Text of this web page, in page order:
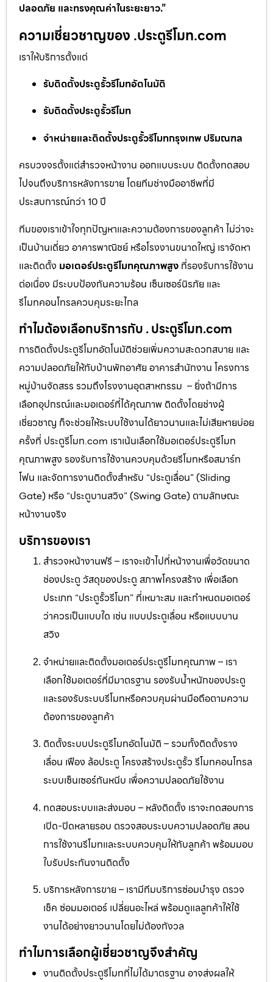
ปลอดภัย และทรงคุณค่าในระยะยาว.”
ความเชี่ยวชาญของ .ประตูรีโมท.com
เราให้บริการตั้งแต่
รับติดตั้งประตูรั้วรีโมทอัตโนมัติ
รับติดตั้งประตูรั้วรีโมท
จำหน่ายและติดตั้งประตูรั้วรีโมทกรุงเทพ ปริมณฑล
ครบวงจรตั้งแต่สำรวจหน้างาน ออกแบบระบบ ติดตั้งทดสอบ
ไปจนถึงบริการหลังการขาย โดยทีมช่างมืออาชีพที่มี
ประสบการณ์กว่า 10 ปี
ทีมของเราเข้าใจทุกปัญหาและความต้องการของลูกค้า ไม่ว่าจะ
เป็นบ้านเดี่ยว อาคารพาณิชย์ หรือโรงงานขนาดใหญ่ เราจัดหา
และติดตั้ง มอเตอร์ประตูรีโมทคุณภาพสูง ที่รองรับการใช้งาน
ต่อเนื่อง มีระบบป้องกันความร้อน เซ็นเซอร์นิรภัย และ
รีโมทคอนโทรลควบคุมระยะไกล
ทำไมต้องเลือกบริการกับ . ประตูรีโมท.com
การติดตั้งประตูรีโมทอัตโนมัติช่วยเพิ่มความสะดวกสบาย และ
ความปลอดภัยให้กับบ้านพักอาศัย อาคารสำนักงาน โครงการ
หมู่บ้านจัดสรร รวมถึงโรงงานอุตสาหกรรม – ยิ่งถ้ามีการ
เลือกอุปกรณ์และมอเตอร์ที่ได้คุณภาพ ติดตั้งโดยช่างผู้
เชี่ยวชาญ ก็จะช่วยให้ระบบใช้งานได้ยาวนานและไม่เสียหายบ่อย
ครั้งที่ ประตูรีโมท.com เราเน้นเลือกใช้มอเตอร์ประตูรีโมท
คุณภาพสูง รองรับการใช้งานควบคุมด้วยรีโมทหรือสมาร์ท
โฟน และจัดการงานติดตั้งสำหรับ “ประตูเลื่อน” (Sliding
Gate) หรือ “ประตูบานสวิง” (Swing Gate) ตามลักษณะ
หน้างานจริง
บริการของเรา
สำรวจหน้างานฟรี – เราจะเข้าไปที่หน้างานเพื่อวัดขนาด
ช่องประตู วัสดุของประตู สภาพโครงสร้าง เพื่อเลือก
ประเภท “ประตูรั้วรีโมท” ที่เหมาะสม และกำหนดมอเตอร์
ว่าควรเป็นแบบใด เช่น แบบประตูเลื่อน หรือแบบบาน
สวิง
จำหน่ายและติดตั้งมอเตอร์ประตูรีโมทคุณภาพ – เรา
เลือกใช้มอเตอร์ที่มีมาตรฐาน รองรับน้ำหนักของประตู
และรองรับระบบรีโมทหรือควบคุมผ่านมือถือตามความ
ต้องการของลูกค้า
ติดตั้งระบบประตูรีโมทอัตโนมัติ – รวมทั้งติดตั้งราง
เลื่อน เฟือง ล้อประตู โครงสร้างประตูรั้ว รีโมทคอนโทรล
ระบบเซ็นเซอร์กันหนีบ เพื่อความปลอดภัยใช้งาน
ทดสอบระบบและส่งมอบ – หลังติดตั้ง เราจะทดสอบการ
เปิด-ปิดหลายรอบ ตรวจสอบระบบความปลอดภัย สอน
การใช้งานรีโมทและระบบควบคุมให้กับลูกค้า พร้อมมอบ
ใบรับประกันงานติดตั้ง
บริการหลังการขาย – เรามีทีมบริการซ่อมบำรุง ตรวจ
เช็ค ซ่อมมอเตอร์ เปลี่ยนอะไหล่ พร้อมดูแลลูกค้าให้ใช้
งานได้อย่างยาวนานโดยไม่ต้องกังวล
ทำไมการเลือกผู้เชี่ยวชาญจึงสำคัญ
งานติดตั้งประตูรีโมทที่ไม่ได้มาตรฐาน อาจส่งผลให้